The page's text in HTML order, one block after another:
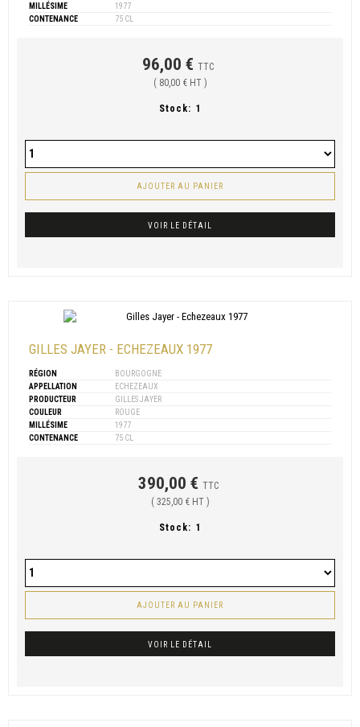
MILLÉSIME
1977
CONTENANCE
75 CL
96,00 € TTC
( 80,00 € HT )
Stock: 1
AJOUTER AU PANIER
VOIR LE DÉTAIL
GILLES JAYER - ECHEZEAUX 1977
RÉGION
BOURGOGNE
APPELLATION
ECHEZEAUX
PRODUCTEUR
GILLES JAYER
COULEUR
ROUGE
MILLÉSIME
1977
CONTENANCE
75 CL
390,00 € TTC
( 325,00 € HT )
Stock: 1
AJOUTER AU PANIER
VOIR LE DÉTAIL